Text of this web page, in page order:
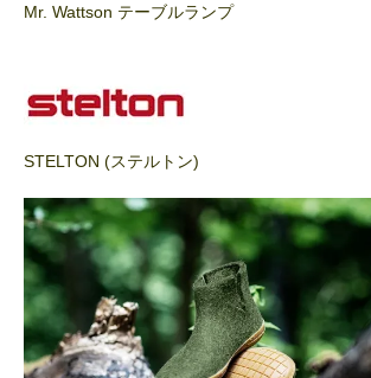
Mr. Wattson テーブルランプ
STELTON (ステルトン)